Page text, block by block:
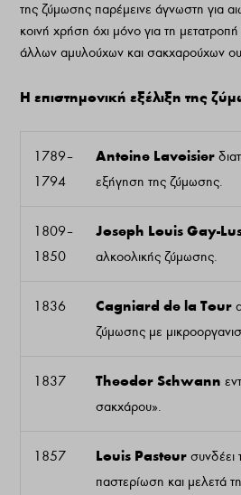
της ζύμωσης παρέμεινε άγνωστη για
κοινή χρήση όχι μόνο για τη
άλλων αμυλούχων και σακχαρούχων
Η επιστημονική εξέλιξη της
1789–
1794
Antoine Lavoisier
εξήγηση της ζύμωσης.
1809–
1850
Joseph Louis Gay-
αλκοολικής ζύμωσης.
1836 Cagniard de la Tour
ζύμωσης με
1837 Theodor Schwann
σακχάρου».
1857 Louis Pasteur συνδέει
παστερίωση και μελετά